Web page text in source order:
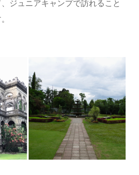
ジュニアキャンプで訪れること